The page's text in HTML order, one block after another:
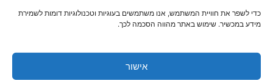
כדי לשפר את חוויית המשתמש, אנו משתמשים בעוגיות וטכנולוגיות דומות לשמירת
מידע במכשיר. שימוש באתר מהווה הסכמה לכך.
אישור
חשמליים בעלי שלדת מתכת עומדת על בין 10 ל-12
הסוללה של אופני במבוק עומדת על 8 אמפר, אך עם